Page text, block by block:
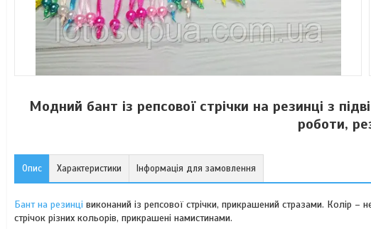
Модний бант із репсової стрічки на резинці з
роботи,
Опис Характеристики Інформація для замовлення
Бант на резинці виконаний із репсової стрічки, прикрашений стразами. Колір
стрічок різних кольорів, прикрашені намистинами.